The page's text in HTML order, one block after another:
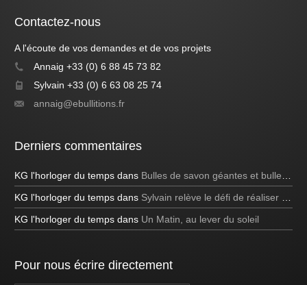
Contactez-nous
A l'écoute de vos demandes et de vos projets
Annaig +33 (0) 6 88 45 73 82
Sylvain +33 (0) 6 63 08 25 74
annaig@ebullitions.fr
Derniers commentaires
KG l'horloger du temps dans Bulles de savon géantes et bulles bleues
KG l'horloger du temps dans Sylvain relève le défi de réaliser une bulle de savon carrée à la télévision!
KG l'horloger du temps dans Un Matin, au lever du soleil
Pour nous écrire directement